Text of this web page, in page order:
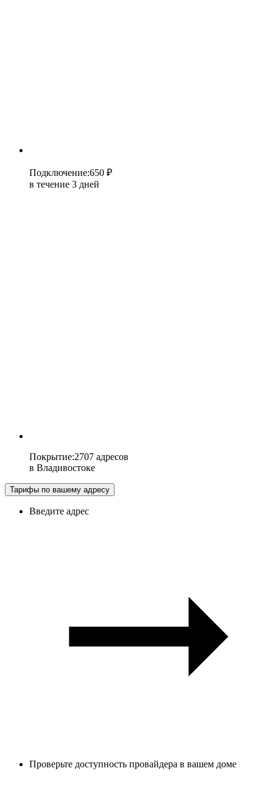
Подключение:650 ₽
в течение 3 дней
Покрытие:2707 адресов
в Владивостоке
Тарифы по вашему адресу
Введите адрес
Проверьте доступность провайдера в вашем доме